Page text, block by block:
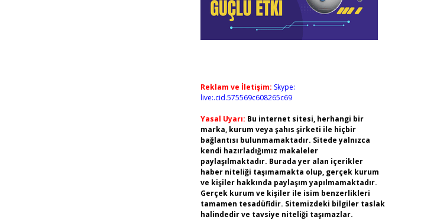
Reklam ve İletişim: Skype:
live:.cid.575569c608265c69
Yasal Uyarı: Bu internet sitesi, herhangi bir
marka, kurum veya şahıs şirketi ile hiçbir
bağlantısı bulunmamaktadır. Sitede yalnızca
kendi hazırladığımız makaleler
paylaşılmaktadır. Burada yer alan içerikler
haber niteliği taşımamakta olup, gerçek kurum
ve kişiler hakkında paylaşım yapılmamaktadır.
Gerçek kurum ve kişiler ile isim benzerlikleri
tamamen tesadüfidir. Sitemizdeki bilgiler taslak
halindedir ve tavsiye niteliği taşımazlar.